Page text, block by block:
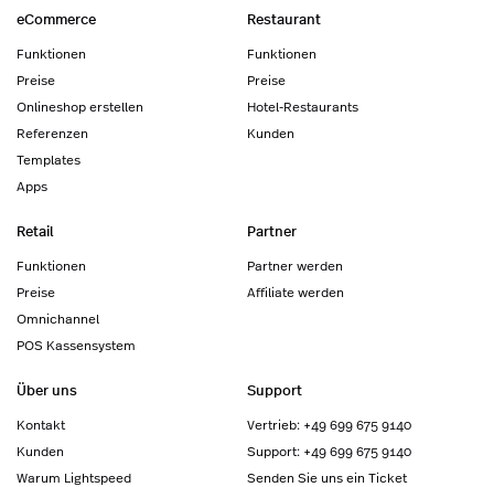
eCommerce
Funktionen
Preise
Onlineshop erstellen
Referenzen
Templates
Apps
Restaurant
Funktionen
Preise
Hotel-Restaurants
Kunden
Retail
Funktionen
Preise
Omnichannel
POS Kassensystem
Partner
Partner werden
Affiliate werden
Über uns
Kontakt
Kunden
Warum Lightspeed
Support
Vertrieb: +49 699 675 9140
Support: +49 699 675 9140
Senden Sie uns ein Ticket